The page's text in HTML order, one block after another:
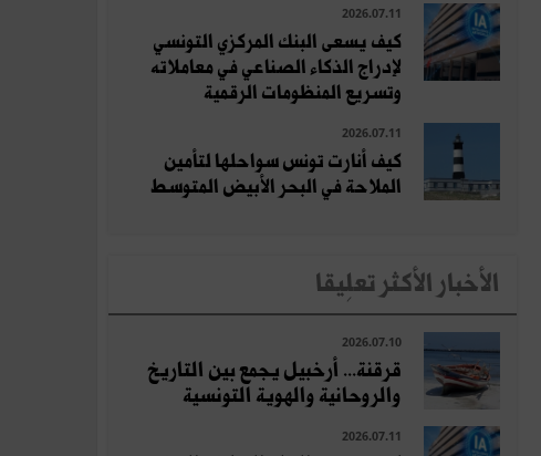
2026.07.11
كيف يسعى البنك المركزي التونسي
لإدراج الذكاء الصناعي في معاملاته
وتسريع المنظومات الرقمية
2026.07.11
كيف أنارت تونس سواحلها لتأمين
الملاحة في البحر الأبيض المتوسط
الأخبار الأكثر تعلِيقا
2026.07.10
قرقنة... أرخبيل يجمع بين التاريخ
والروحانية والهوية التونسية
2026.07.11